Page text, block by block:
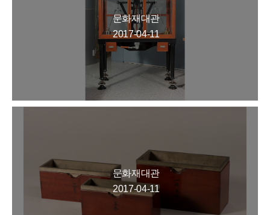
문화재대관
2017-04-11
문화재대관
2017-04-11